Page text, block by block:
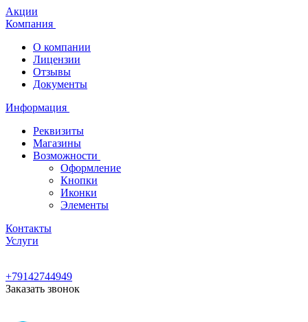
Акции
Компания
О компании
Лицензии
Отзывы
Документы
Информация
Реквизиты
Магазины
Возможности
Оформление
Кнопки
Иконки
Элементы
Контакты
Услуги
+79142744949
Заказать звонок